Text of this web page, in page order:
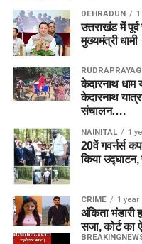
DEHRADUN
उत्तराखंड में
मुख्यमंत्री धामी
RUDRAPRAYAG
केदारनाथ धाम
केदारनाथ
संचालन….
NAINITAL 1
20वें गवर्नर्स
किया
CRIME 1 year
अंकिता भंडारी
सजा, कोर्ट